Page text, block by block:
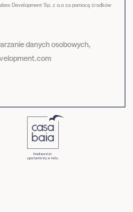
Development Sp. z o.o za pomocą środków
danych osobowych,